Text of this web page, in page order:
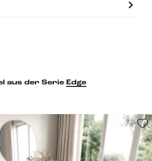
aus der Serie Edge